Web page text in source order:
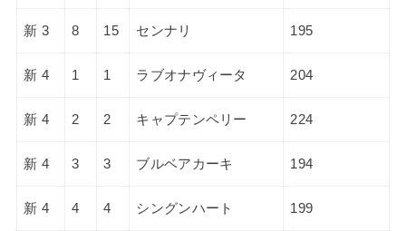
新 3 8 15 センナリ 195
新 4 1 1 ラブオナヴィータ 204
新 4 2 2 キャプテンペリー 224
新 4 3 3 ブルベアカーキ 194
新 4 4 4 シングンハート 199